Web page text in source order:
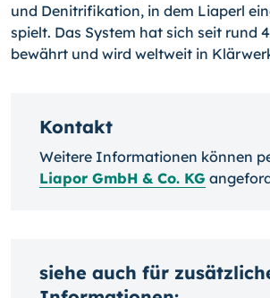
und Denitrifikation, in dem Liaperl
spielt. Das System hat sich seit rund
bewährt und wird weltweit in
Kontakt
Weitere Informationen können
Liapor GmbH & Co. KG
siehe auch für